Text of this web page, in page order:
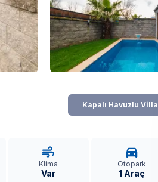
Kapalı Havuzlu Villa
Klima
Var
Otopark
1 Araç